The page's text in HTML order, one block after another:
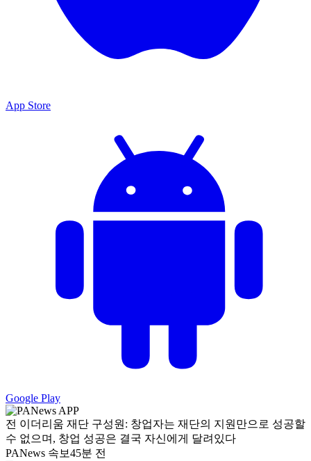
App Store
Google Play
전 이더리움 재단 구성원: 창업자는 재단의 지원만으로 성공할
수 없으며, 창업 성공은 결국 자신에게 달려있다
PANews 속보45분 전